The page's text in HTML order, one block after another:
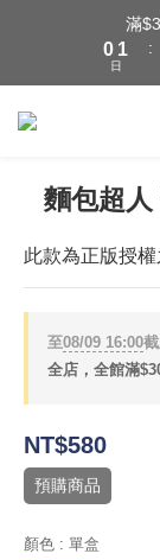
滿
0
2
1
0
日
:
麵包超人
此款為正版授權
至08/09 16:00
全店，全館滿
NT$580
預購商品
顏色 : 單盒